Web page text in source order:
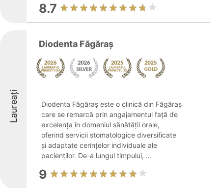
8.7
Laureați
Diodenta Făgăraș
Diodenta Făgăraș este o clinică din Făgăraș
care se remarcă prin angajamentul față de
excelența în domeniul sănătății orale,
oferind servicii stomatologice diversificate
și adaptate cerințelor individuale ale
pacienților. De-a lungul timpului, ...
9